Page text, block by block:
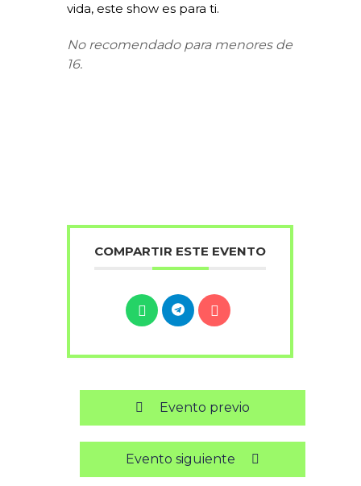
vida, este show es para ti.
No recomendado para menores de
16.
COMPARTIR ESTE EVENTO
Evento previo
Evento siguiente